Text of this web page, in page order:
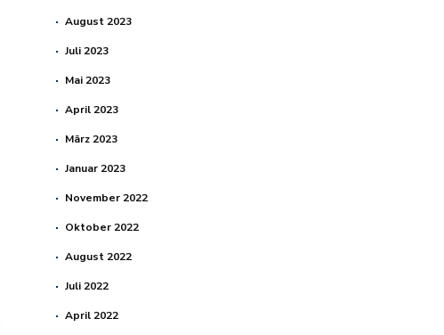
August 2023
Juli 2023
Mai 2023
April 2023
März 2023
Januar 2023
November 2022
Oktober 2022
August 2022
Juli 2022
April 2022